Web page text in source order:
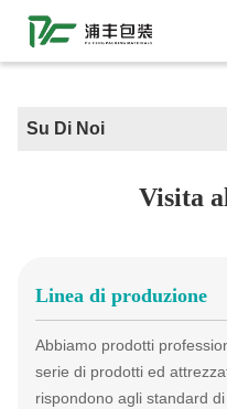
Su Di Noi
Visita
Linea di produzione
Abbiamo prodotti
serie di prodotti ed
rispondono agli standard